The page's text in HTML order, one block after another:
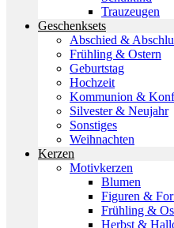
Trauzeugen
Geschenksets
Abschied &
Frühling & Ostern
Geburtstag
Hochzeit
Kommunion &
Silvester & Neujahr
Sonstiges
Weihnachten
Kerzen
Motivkerzen
Blumen
Figuren &
Frühling &
Herbst &